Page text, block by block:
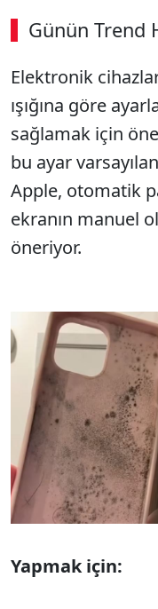
Günün Trend
Elektronik
ışığına göre
sağlamak için
bu ayar
Apple, otomatik
ekranın manuel
öneriyor.
Yapmak için: